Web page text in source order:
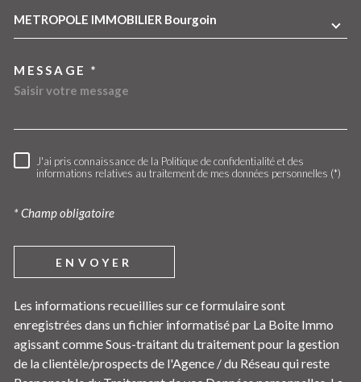
METROPOLE IMMOBILIER Bourgoin
MESSAGE *
RÈGLEMENTATION
J'ai pris connaissance de la Politique de confidentialité et des
informations relatives au traitement de mes données personnelles (*)
* Champ obligatoire
ENVOYER
Les informations recueillies sur ce formulaire sont
enregistrées dans un fichier informatisé par La Boite Immo
agissant comme Sous-traitant du traitement pour la gestion
de la clientèle/prospects de l'Agence / du Réseau qui reste